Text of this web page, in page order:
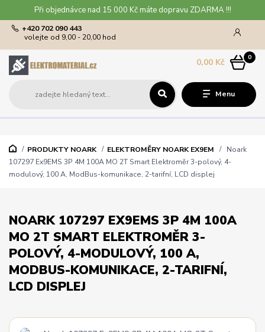
Při objednávce nad 15 000 Kč máte dopravu ZDARMA !!!
Menu
+420 702 090 443
volejte od 9,00 - 20,00 hod
0
0,00 Kč
PRODUKTY NOARK ELEKTROMĚRY NOARK EX9EM
Noark
107297 Ex9EMS 3P 4M 100A MO 2T Smart Elektroměr 3-polový, 4-
modulový, 100 A, ModBus-komunikace, 2-tarifní, LCD displej
NOARK 107297 EX9EMS 3P 4M 100A
MO 2T SMART ELEKTROMĚR 3-
POLOVÝ, 4-MODULOVÝ, 100 A,
MODBUS-KOMUNIKACE, 2-TARIFNÍ,
LCD DISPLEJ